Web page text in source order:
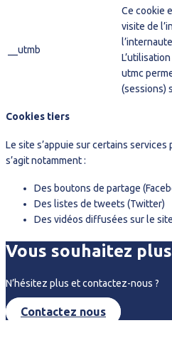
__utmb
Ce cookie
visite de
utmc
(sessions)
Cookies tiers
Le site s’appuie sur certains
s’agit notamment :
Des boutons de partage
Des listes de tweets (Twitter)
Des vidéos diffusées sur le
Vous souhaitez
N’hésitez plus et contactez-nous ?
Contactez nous